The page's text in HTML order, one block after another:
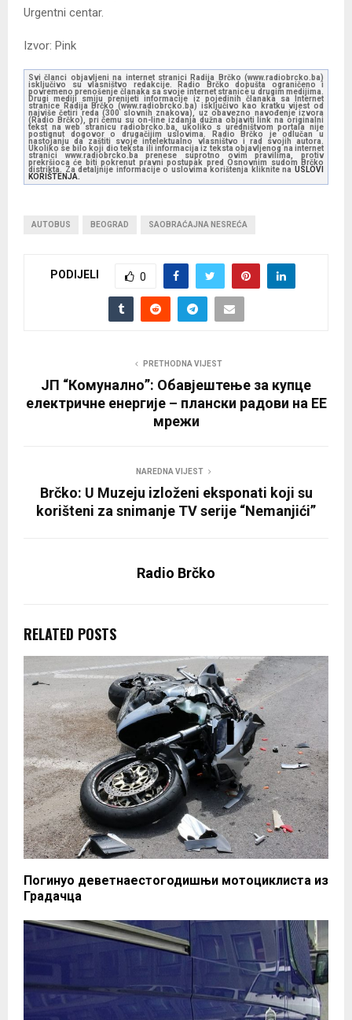
Urgentni centar.
Izvor: Pink
Svi članci objavljeni na internet stranici Radija Brčko (www.radiobrcko.ba)
isključivo su vlasništvo redakcije. Radio Brčko dopušta ograničeno i
povremeno prenošenje članaka sa svoje internet stranice u drugim medijima.
Drugi mediji smiju prenijeti informacije iz pojedinih članaka sa Internet
stranice Radija Brčko (www.radiobrcko.ba) isključivo kao kratku vijest od
najviše četiri reda (300 slovnih znakova), uz obavezno navođenje izvora
(Radio Brčko), pri čemu su on-line izdanja dužna objaviti link na originalni
tekst na web stranicu radiobrcko.ba, ukoliko s uredništvom portala nije
postignut dogovor o drugačijim uslovima. Radio Brčko je odlučan u
nastojanju da zaštiti svoje intelektualno vlasništvo i rad svojih autora.
Ukoliko se bilo koji dio teksta ili informacija iz teksta objavljenog na internet
stranici www.radiobrcko.ba prenese suprotno ovim pravilima, protiv
prekršioca će biti pokrenut pravni postupak pred Osnovnim sudom Brčko
distrikta. Za detaljnije informacije o uslovima korištenja kliknite na USLOVI
KORIŠTENJA.
AUTOBUS BEOGRAD SAOBRAĆAJNA NESREĆA
PODIJELI 0
PRETHODNA VIJEST
ЈП “Комунално”: Обавјештење за купце
електричне енергије – плански радови на ЕЕ
мрежи
NAREDNA VIJEST
Brčko: U Muzeju izloženi eksponati koji su
korišteni za snimanje TV serije “Nemanjići”
Radio Brčko
RELATED POSTS
Погинуо деветнаестогодишњи мотоциклиста из
Градачца